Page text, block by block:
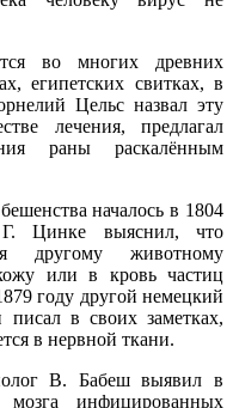
во многих древних
египетских свитках, в
Цельс назвал эту
лечения, предлагал
раны раскалённым
началось в 1804
Цинке выяснил, что
другому животному
или в кровь частиц
году другой немецкий
в своих заметках,
в нервной ткани.
В. Бабеш выявил в
мозга инфицированных